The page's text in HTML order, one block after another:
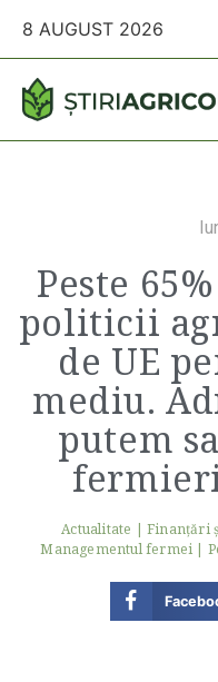
8 AUGUST 2026
Peste
politicii
de UE
mediu.
putem
Actualitate |Finanţări
Managementul fermei |